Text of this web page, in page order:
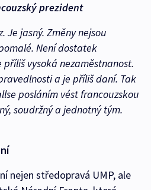
prezident
Je jasný. Změny nejsou
Není dostatek
vysoká nezaměstnanost.
a je příliš daní. Tak
posláním vést francouzskou
soudržný a jednotný tým.
nejen středopravá UMP, ale